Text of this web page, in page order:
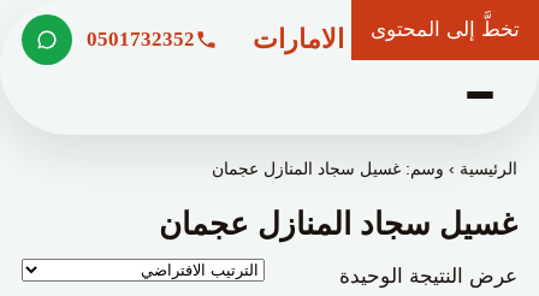
تخطَّ إلى المحتوى
شركة وعد الامارات 0501732352
الرئيسية ›وسم: غسيل سجاد المنازل عجمان
غسيل سجاد المنازل عجمان
عرض النتيجة الوحيدة